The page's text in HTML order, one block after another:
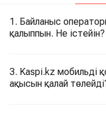
1. Байланыс
қалыппын. Не істейін?
3. Kaspi.kz мобильді
ақысын қалай